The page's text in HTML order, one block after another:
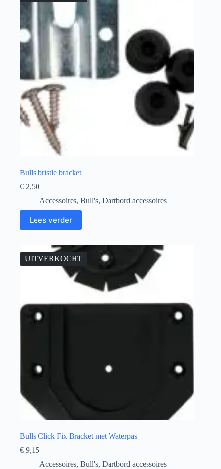
Bulls bristle bracket
€ 2,50
Accessoires, Bull's, Dartbord accessoires
Lees verder
UITVERKOCHT
Bulls Click Fix Bracket met Waterpas
€ 9,15
Accessoires, Bull's, Dartbord accessoires